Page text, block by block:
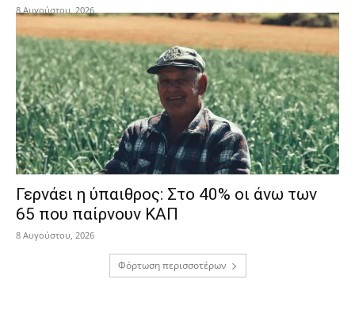
8 Αυγούστου, 2026
Γερνάει η ύπαιθρος: Στο 40% οι άνω των
65 που παίρνουν ΚΑΠ
8 Αυγούστου, 2026
Φόρτωση περισσοτέρων